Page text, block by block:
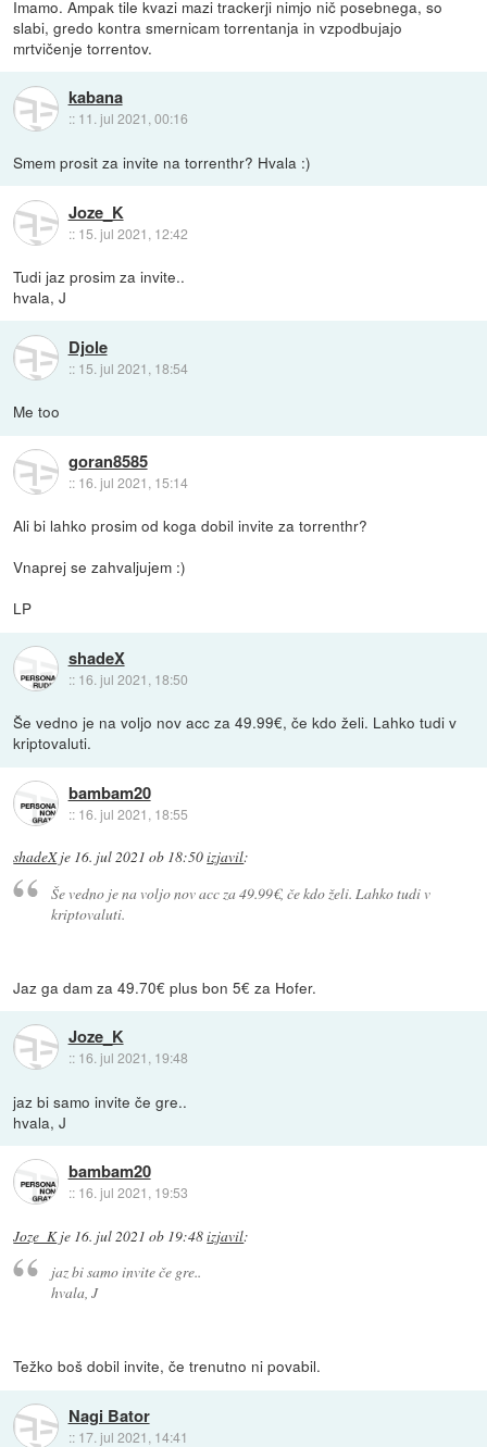
Imamo. Ampak tile kvazi mazi trackerji nimjo nič posebnega, so
slabi, gredo kontra smernicam torrentanja in vzpodbujajo
mrtvičenje torrentov.
kabana
:: 11. jul 2021, 00:16
Smem prosit za invite na torrenthr? Hvala :)
Joze_K
:: 15. jul 2021, 12:42
Tudi jaz prosim za invite..
hvala, J
Djole
:: 15. jul 2021, 18:54
Me too
goran8585
:: 16. jul 2021, 15:14
Ali bi lahko prosim od koga dobil invite za torrenthr?
Vnaprej se zahvaljujem :)
LP
shadeX
:: 16. jul 2021, 18:50
Še vedno je na voljo nov acc za 49.99€, če kdo želi. Lahko tudi v
kriptovaluti.
bambam20
:: 16. jul 2021, 18:55
shadeXje 16. jul 2021 ob 18:50izjavil:
Še vedno je na voljo nov acc za 49.99€, če kdo želi. Lahko tudi v
kriptovaluti.
Jaz ga dam za 49.70€ plus bon 5€ za Hofer.
Joze_K
:: 16. jul 2021, 19:48
jaz bi samo invite če gre..
hvala, J
bambam20
:: 16. jul 2021, 19:53
Joze_Kje 16. jul 2021 ob 19:48izjavil:
jaz bi samo invite če gre..
hvala, J
Težko boš dobil invite, če trenutno ni povabil.
Nagi Bator
:: 17. jul 2021, 14:41